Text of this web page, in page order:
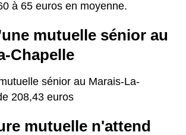
à 65 euros en moyenne.
mutuelle sénior au
Chapelle
sénior au Marais-La-
208,43 euros
mutuelle n'attend